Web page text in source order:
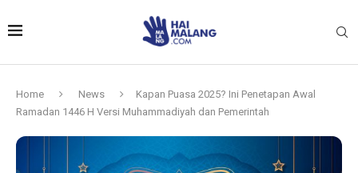
Home News
Kapan Puasa 2025? Ini Penetapan Awal
Ramadan 1446 H Versi Muhammadiyah dan Pemerintah